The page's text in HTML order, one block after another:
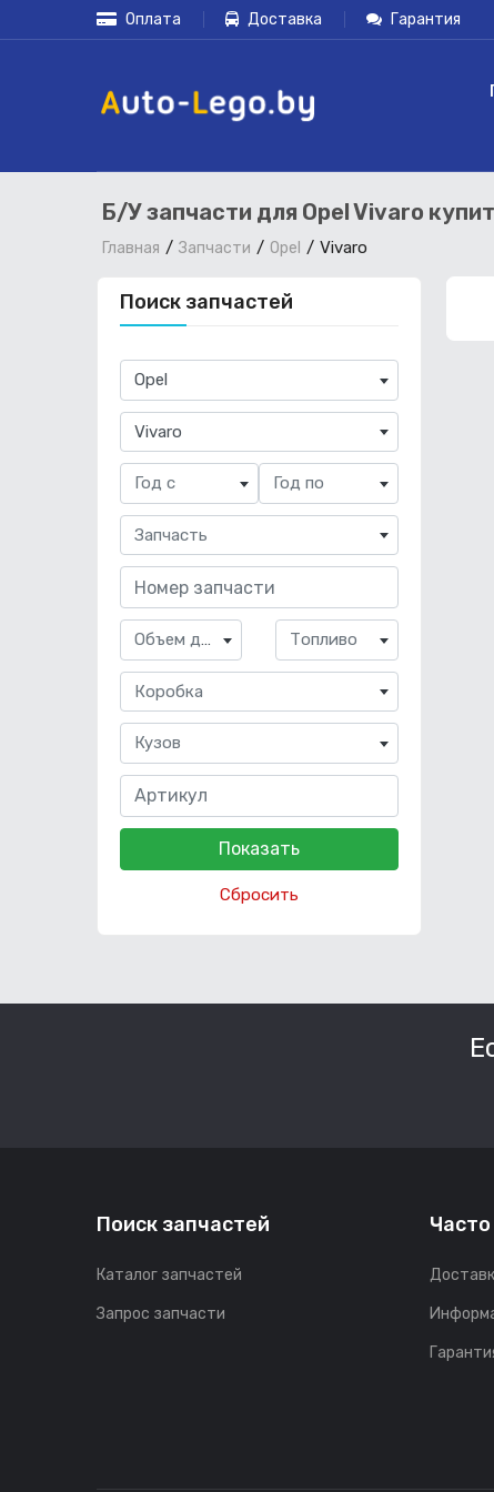
Оплата Доставка Гарантия
Б/У запчасти для Opel Vivaro
Главная Запчасти Opel Vivaro
Поиск запчастей
×
Opel
×
Vivaro
Год с Год по
Запчасть
Объем двигателя Топливо
Коробка
Кузов
Сбросить
Поиск запчастей
Каталог запчастей
Запрос запчасти